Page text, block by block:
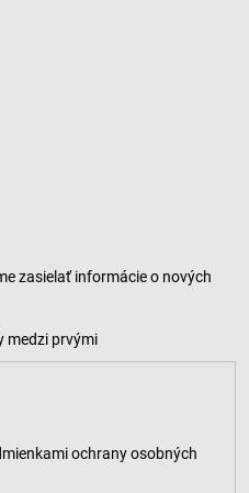
zasielať informácie o nových
ochrany osobných